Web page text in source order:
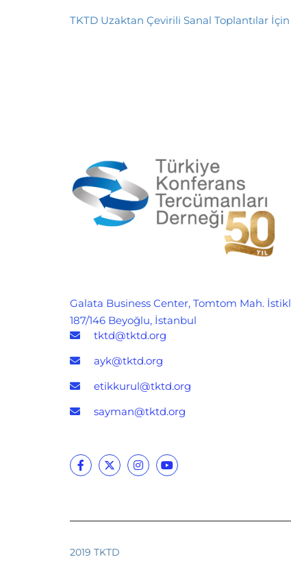
TKTD Uzaktan Çevirili Sanal Toplantılar
Galata Business Center, Tomtom Mah.
187/146 Beyoğlu, İstanbul
tktd@tktd.org
ayk@tktd.org
etikkurul@tktd.org
sayman@tktd.org
2019 TKTD